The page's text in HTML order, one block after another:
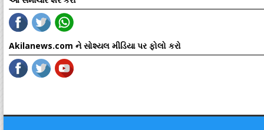
Akilanews.com ને સોશ્યલ મીડિયા પર ફોલો કરો